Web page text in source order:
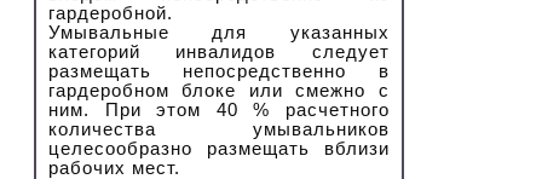
гардеробной.
Умывальные для указанных
категорий инвалидов следует
размещать непосредственно в
гардеробном блоке или смежно с
ним. При этом 40 % расчетного
количества умывальников
целесообразно размещать вблизи
рабочих мест.